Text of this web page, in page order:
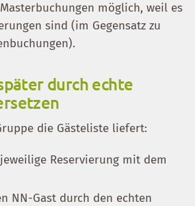
möglich, weil es
sind (im Gegensatz zu
durch echte
die Gästeliste liefert:
Reservierung mit dem
NN-Gast durch den echten